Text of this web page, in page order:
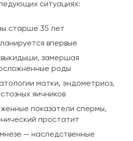
ситуациях:
старше 35 лет
впервые
выкидыши, замершая
роды
матки, эндометриоз,
яичников
показатели спермы,
простатит
— наследственные